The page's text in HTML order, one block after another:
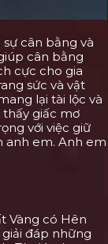
cân bằng và
cân bằng
cực cho gia
sức và vật
lại tài lộc và
thấy giấc mơ
với việc giữ
anh em. Anh em
Vàng có Hên
đáp những